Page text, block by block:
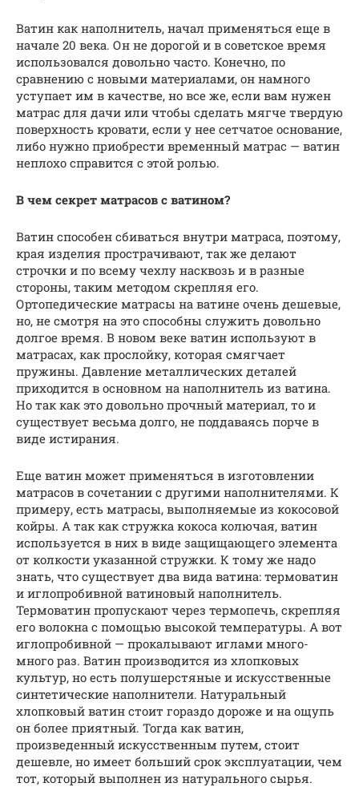
Ватин как наполнитель, начал применяться еще в
начале 20 века. Он не дорогой и в советское время
использовался довольно часто. Конечно, по
сравнению с новыми материалами, он намного
уступает им в качестве, но все же, если вам нужен
матрас для дачи или чтобы сделать мягче твердую
поверхность кровати, если у нее сетчатое основание,
либо нужно приобрести временный матрас — ватин
неплохо справится с этой ролью.
В чем секрет матрасов с ватином?
Ватин способен сбиваться внутри матраса, поэтому,
края изделия прострачивают, так же делают
строчки и по всему чехлу насквозь и в разные
стороны, таким методом скрепляя его.
Ортопедические матрасы на ватине очень дешевые,
но, не смотря на это способны служить довольно
долгое время. В новом веке ватин используют в
матрасах, как прослойку, которая смягчает
пружины. Давление металлических деталей
приходится в основном на наполнитель из ватина.
Но так как это довольно прочный материал, то и
существует весьма долго, не поддаваясь порче в
виде истирания.
Еще ватин может применяться в изготовлении
матрасов в сочетании с другими наполнителями. К
примеру, есть матрасы, выполняемые из кокосовой
койры. А так как стружка кокоса колючая, ватин
используется в них в виде защищающего элемента
от колкости указанной стружки. К тому же надо
знать, что существует два вида ватина: термоватин
и иглопробивной ватиновый наполнитель.
Термоватин пропускают через термопечь, скрепляя
его волокна с помощью высокой температуры. А вот
иглопробивной — прокалывают иглами много-
много раз. Ватин производится из хлопковых
культур, но есть полушерстяные и искусственные
синтетические наполнители. Натуральный
хлопковый ватин стоит гораздо дороже и на ощупь
он более приятный. Тогда как ватин,
произведенный искусственным путем, стоит
дешевле, но имеет больший срок эксплуатации, чем
тот, который выполнен из натурального сырья.